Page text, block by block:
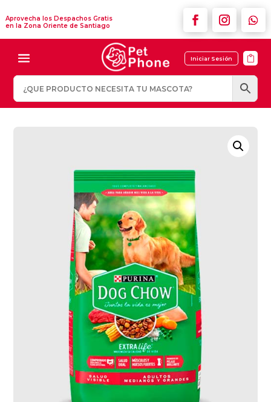
Aprovecha los Despachos Gratis
en la Zona Oriente de Santiago
Iniciar Sesión 